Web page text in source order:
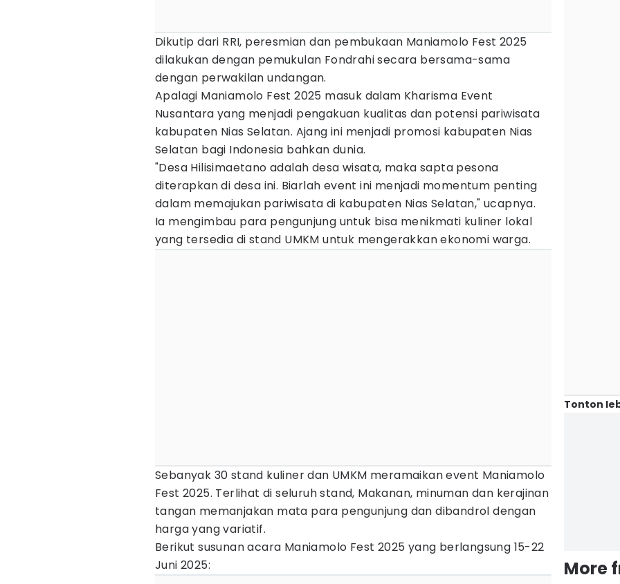
Dikutip dari RRI, peresmian dan pembukaan Maniamolo Fest 2025
dilakukan dengan pemukulan Fondrahi secara bersama-sama
dengan perwakilan undangan.
Apalagi Maniamolo Fest 2025 masuk dalam Kharisma Event
Nusantara yang menjadi pengakuan kualitas dan potensi pariwisata
kabupaten Nias Selatan. Ajang ini menjadi promosi kabupaten Nias
Selatan bagi Indonesia bahkan dunia.
"Desa Hilisimaetano adalah desa wisata, maka sapta pesona
diterapkan di desa ini. Biarlah event ini menjadi momentum penting
dalam memajukan pariwisata di kabupaten Nias Selatan," ucapnya.
Ia mengimbau para pengunjung untuk bisa menikmati kuliner lokal
yang tersedia di stand UMKM untuk mengerakkan ekonomi warga.
Sebanyak 30 stand kuliner dan UMKM meramaikan event Maniamolo
Fest 2025. Terlihat di seluruh stand, Makanan, minuman dan kerajinan
tangan memanjakan mata para pengunjung dan dibandrol dengan
harga yang variatif.
Berikut susunan acara Maniamolo Fest 2025 yang berlangsung 15-22
Juni 2025:
Tonton
More